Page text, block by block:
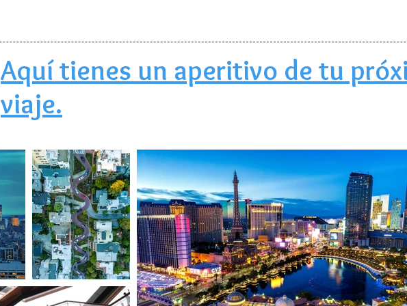
Aquí tienes un aperitivo de tu
viaje.